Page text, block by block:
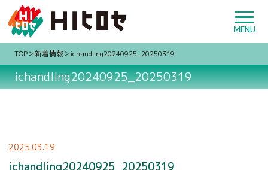
TOP 新着情報 ichandling20240925_20250319
ichandling20240925_20250319
2025.03.19
ichandling20240925_20250319